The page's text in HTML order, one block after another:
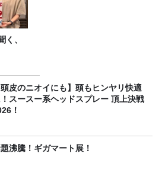
く、
頭皮のニオイにも】頭もヒンヤリ快適
スースー系ヘッドスプレー 頂上決戦
！
沸騰！ギガマート展！